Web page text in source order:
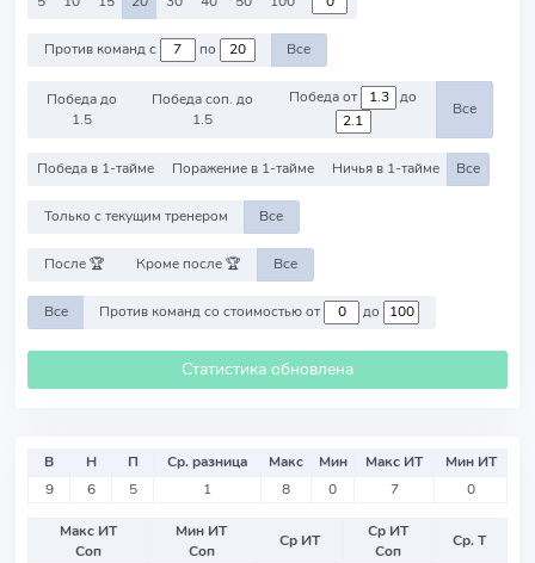
Против команд с по Все
Победа до
1.5
Победа соп. до
1.5
Победа от до
Все
Победа в 1-тайме Поражение в 1-тайме Ничья в 1-тайме Все
Только с текущим тренером Все
После 🏆 Кроме после 🏆 Все
Все Против команд со стоимостью от до
Статистика обновлена
В Н П Ср. разница Макс Мин Макс ИТ
Мин ИТ
9
6 5 1 8 0 7 0
Макс ИТ
Соп
Мин ИТ
Соп
Ср ИТ
Ср ИТ
Соп
Ср. Т